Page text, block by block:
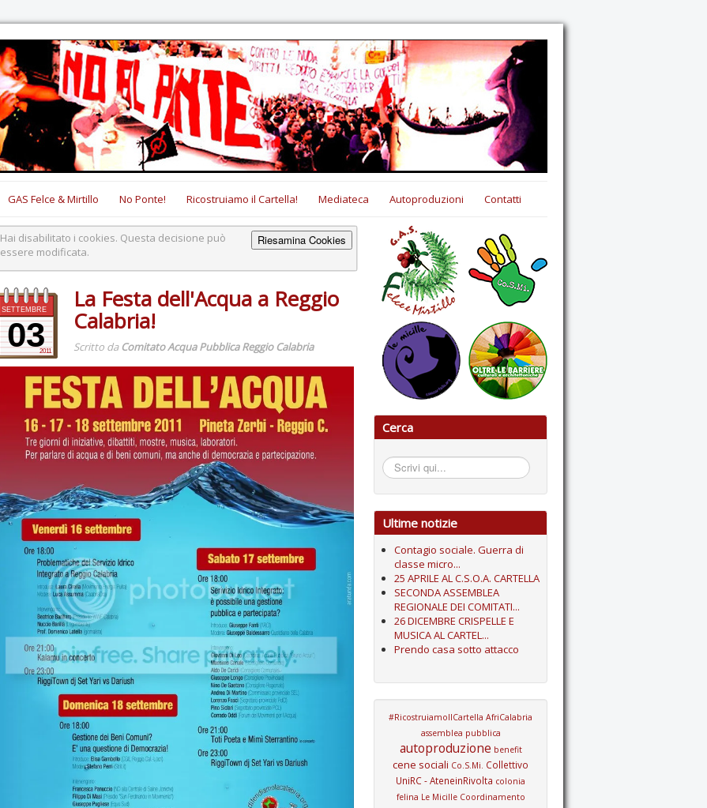
GAS Felce & Mirtillo No Ponte! Ricostruiamo il Cartella! Mediateca Autoproduzioni Contatti
Riesamina Cookies
Hai disabilitato i cookies. Questa decisione può
essere modificata.
SETTEMBRE
032011
La Festa dell'Acqua a Reggio
Calabria!
Scritto da Comitato Acqua Pubblica Reggio Calabria
Cerca
Cerca...
Ultime notizie
Contagio sociale. Guerra di
classe micro...
25 APRILE AL C.S.O.A. CARTELLA
SECONDA ASSEMBLEA
REGIONALE DEI COMITATI...
26 DICEMBRE CRISPELLE E
MUSICA AL CARTEL...
Prendo casa sotto attacco
#RicostruiamoIlCartella AfriCalabria
assemblea pubblica
autoproduzione benefit
cene sociali Co.S.Mi. Collettivo
UniRC - AteneinRivolta colonia
felina Le Micille Coordinamento